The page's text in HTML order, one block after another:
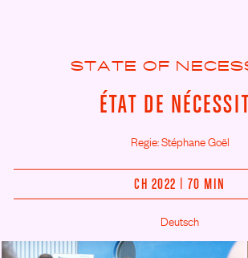
STATE OF
ÉTAT DE
Regie: Stéphane Goël
CH 2022 | 70 MIN
Deutsch